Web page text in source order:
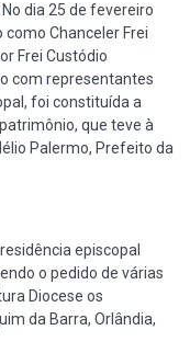
dia 25 de fevereiro
Chanceler Frei
Frei Custódio
com representantes
foi constituída a
que teve à
Palermo, Prefeito da
episcopal
o pedido de várias
Diocese os
da Barra, Orlândia,